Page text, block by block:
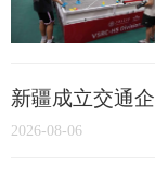
新疆成立交通
2026-08-06